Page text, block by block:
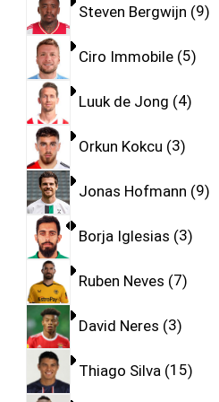
Steven Bergwijn 9
Ciro Immobile 5
Luuk de Jong 4
Orkun Kokcu 3
Jonas Hofmann 9
Borja Iglesias 3
Ruben Neves 7
David Neres 3
Thiago Silva 15